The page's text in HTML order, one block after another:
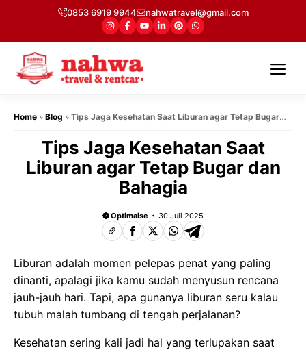
isi
0853 6919 9944 nahwatravel@gmail.com
Home » Blog » Tips Jaga Kesehatan Saat Liburan agar Tetap Bugar
Tips Jaga Kesehatan Saat
Liburan agar Tetap Bugar dan
Bahagia
Optimaise 30 Juli 2025
Liburan adalah momen pelepas penat yang paling
dinanti, apalagi jika kamu sudah menyusun rencana
jauh-jauh hari. Tapi, apa gunanya liburan seru kalau
tubuh malah tumbang di tengah perjalanan?
Kesehatan sering kali jadi hal yang terlupakan saat